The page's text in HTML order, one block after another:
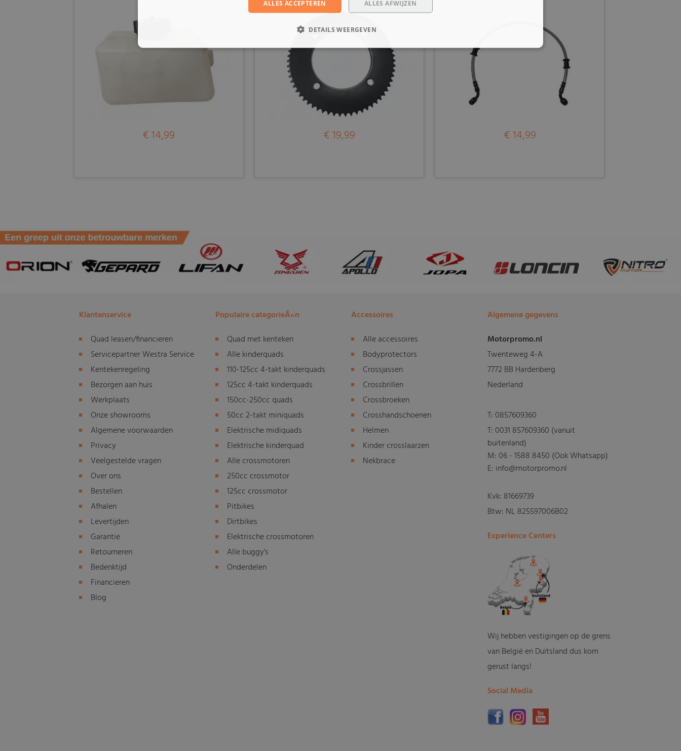
€ 14,99 € 19,99 € 14,99
Klantenservice
Quad leasen/financieren
Servicepartner Westra Service
Kentekenregeling
Bezorgen aan huis
Werkplaats
Onze showrooms
Algemene voorwaarden
Privacy
Veelgestelde vragen
Over ons
Bestellen
Afhalen
Levertijden
Garantie
Retourneren
Bedenktijd
Financieren
Blog
Populaire categorieÃ«n
Quad met kenteken
Alle kinderquads
110-125cc 4-takt kinderquads
125cc 4-takt kinderquads
150cc-250cc quads
50cc 2-takt miniquads
Elektrische midiquads
Elektrische kinderquad
Alle crossmotoren
250cc crossmotor
125cc crossmotor
Pitbikes
Dirtbikes
Elektrische crossmotoren
Alle buggy's
Onderdelen
Accessoires
Alle accessoires
Bodyprotectors
Crossjassen
Crossbrillen
Crossbroeken
Crosshandschoenen
Helmen
Kinder crosslaarzen
Nekbrace
Algemene gegevens
Motorpromo.nl
Twenteweg 4-A
7772 BB Hardenberg
Nederland
T:0857609360
T:0031 857609360 (vanuit
buitenland)
M:06 - 1588 8450 (Ook Whatsapp)
E: info@motorpromo.nl
Kvk: 81669739
Btw: NL 825597006B02
Experience Centers
Wij hebben vestigingen op de grens
van België en Duitsland dus kom
gerust langs!
Social Media
ALLES ACCEPTEREN ALLES AFWIJZEN
DETAILS WEERGEVEN